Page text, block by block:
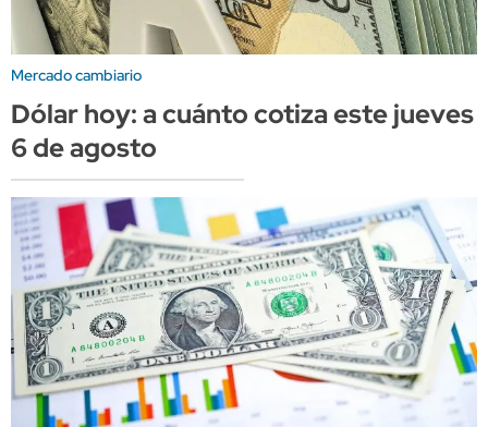
Mercado cambiario
Dólar hoy: a cuánto cotiza este jueves
6 de agosto